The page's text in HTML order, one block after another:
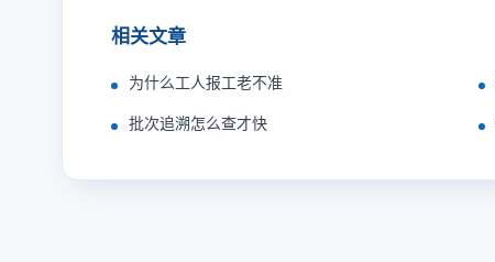
相关文章
为什么工人报工老不准
批次追溯怎么查才快